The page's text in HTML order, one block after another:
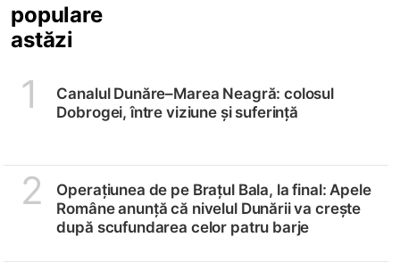
populare
astăzi
1
Canalul Dunăre–Marea Neagră: colosul
Dobrogei, între viziune și suferință
2
Operațiunea de pe Brațul Bala, la final: Apele
Române anunță că nivelul Dunării va crește
după scufundarea celor patru barje